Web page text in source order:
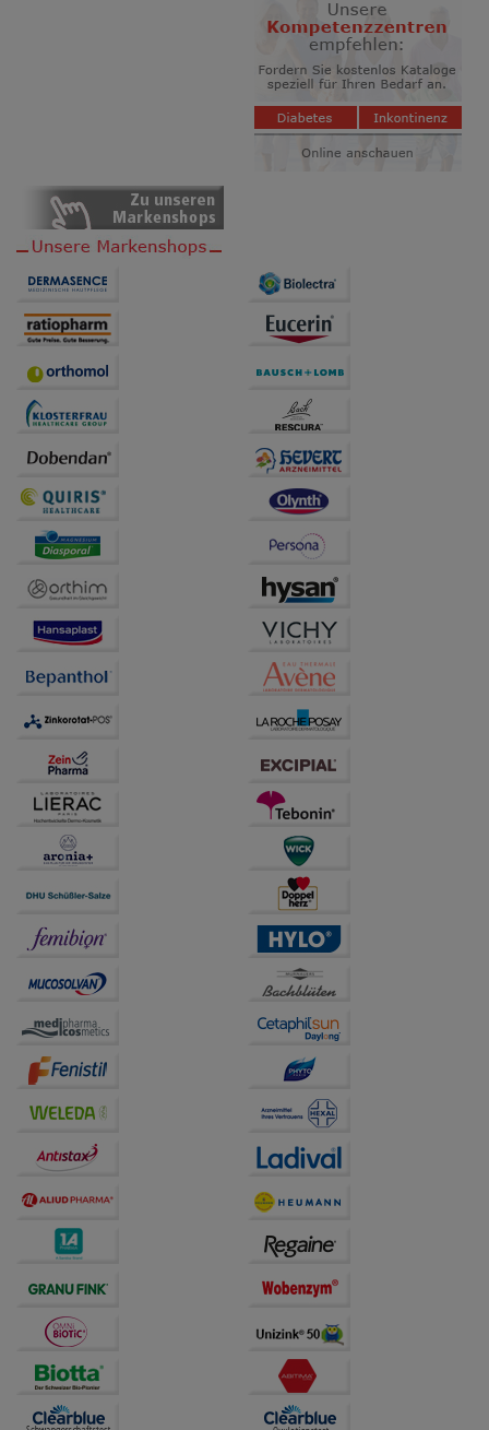
Website weiter für Sie optimieren können, den Inhalt
auf unserer Website aber auch die Werbung auf
Drittseiten möglichst relevant für Sie zu gestalten.
Bitte beachten Sie, dass Daten hierfür teilweise an
Dritte wie z.B. Google oder soziale Medien